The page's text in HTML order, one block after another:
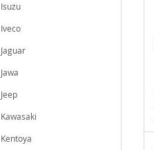
Isuzu
Iveco
Jaguar
Jawa
Jeep
Kawasaki
Kentoya